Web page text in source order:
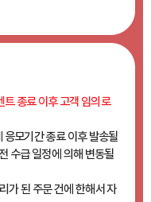
트 종료 이후 고객 임의로
모기간 종료 이후 발송될
수급 일정에 의해 변동될
가 된 주문 건에 한해서 자